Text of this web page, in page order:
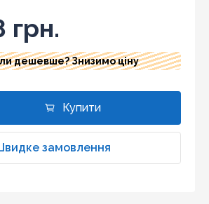
грн.
дешевше? Знизимо ціну
Купити
замовлення